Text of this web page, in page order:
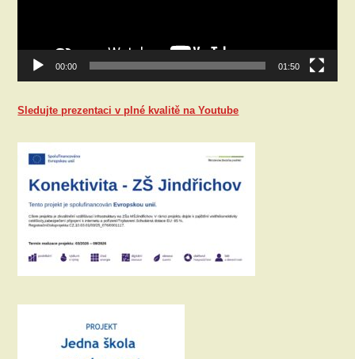
00:00 01:50
Sledujte prezentaci v plné kvalitě na Youtube